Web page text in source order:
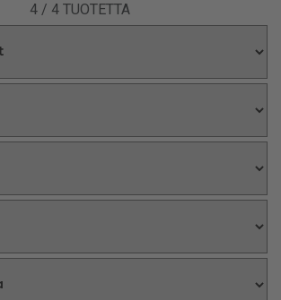
4 / 4 TUOTETTA